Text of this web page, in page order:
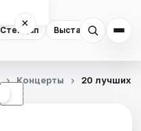
Стендап Выставки
×
☾
Концерты 20 лучших